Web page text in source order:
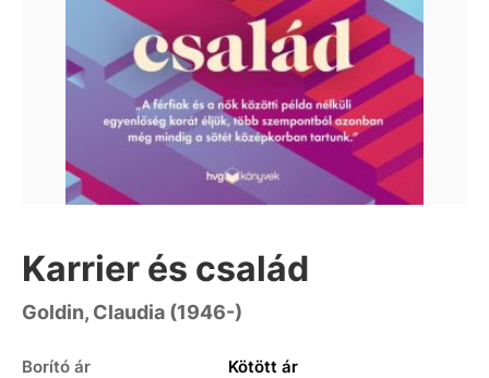
Karrier és család
Goldin, Claudia (1946-)
Borító ár Kötött ár